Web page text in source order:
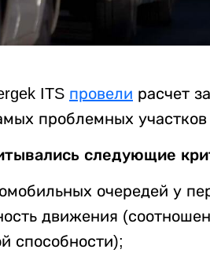
ITS провели расчет
проблемных
следующие
очередей у
движения
способности);